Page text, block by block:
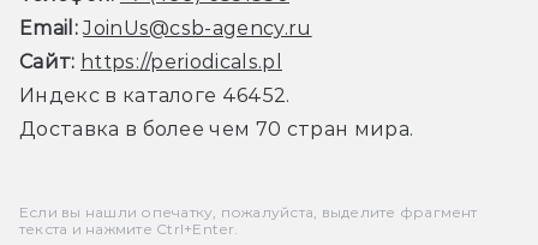
Email: JoinUs@csb-agency.ru
Сайт: https://periodicals.pl
Индекс в каталоге 46452.
Доставка в более чем 70 стран мира.
Если вы нашли опечатку, пожалуйста, выделите фрагмент
текста и нажмите Ctrl+Enter.